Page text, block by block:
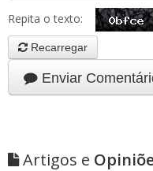
Repita o texto:
Recarregar
Enviar
Artigos e